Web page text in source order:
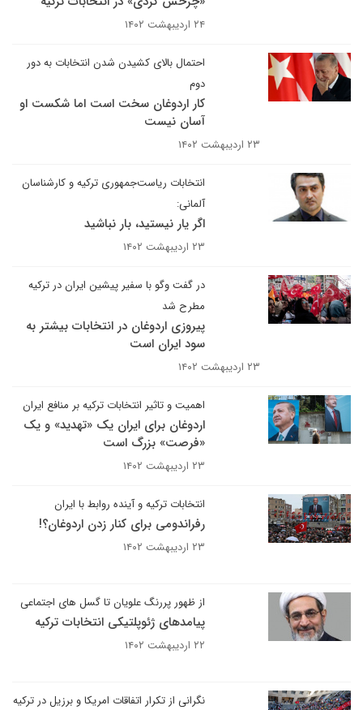
۲۴ اردیبهشت ۱۴۰۲
احتمال بالای کشیدن شدن انتخابات به دور
دوم
کار اردوغان سخت است اما شکست او
آسان نیست
۲۳ اردیبهشت ۱۴۰۲
انتخابات ریاست‌جمهوری ترکیه و کارشناسان
آلمانی:
اگر یار نیستید، بار نباشید
۲۳ اردیبهشت ۱۴۰۲
در گفت وگو با سفیر پیشین ایران در ترکیه
مطرح شد
پیروزی اردوغان در انتخابات بیشتر به
سود ایران است
۲۳ اردیبهشت ۱۴۰۲
اهمیت و تاثیر انتخابات ترکیه بر منافع ایران
اردوغان برای ایران یک «تهدید» و یک
«فرصت» بزرگ است
۲۳ اردیبهشت ۱۴۰۲
انتخابات ترکیه و آینده روابط با ایران
رفراندومی برای کنار زدن اردوغان؟!
۲۳ اردیبهشت ۱۴۰۲
از ظهور پررنگ علویان تا گسل های اجتماعی
پیامدهای ژئوپلتیکی انتخابات ترکیه
۲۲ اردیبهشت ۱۴۰۲
نگرانی از تکرار اتفاقات امریکا و برزیل در ترکیه